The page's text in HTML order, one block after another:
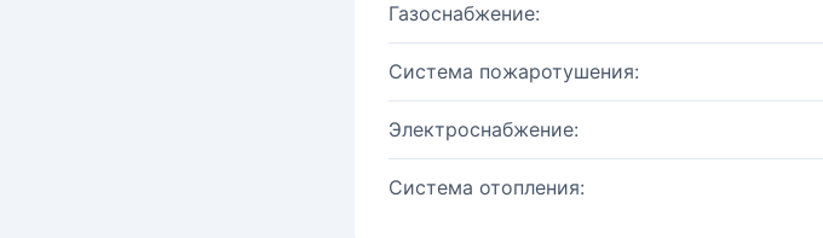
Газоснабжение:
Система пожаротушения:
Электроснабжение:
Система отопления: